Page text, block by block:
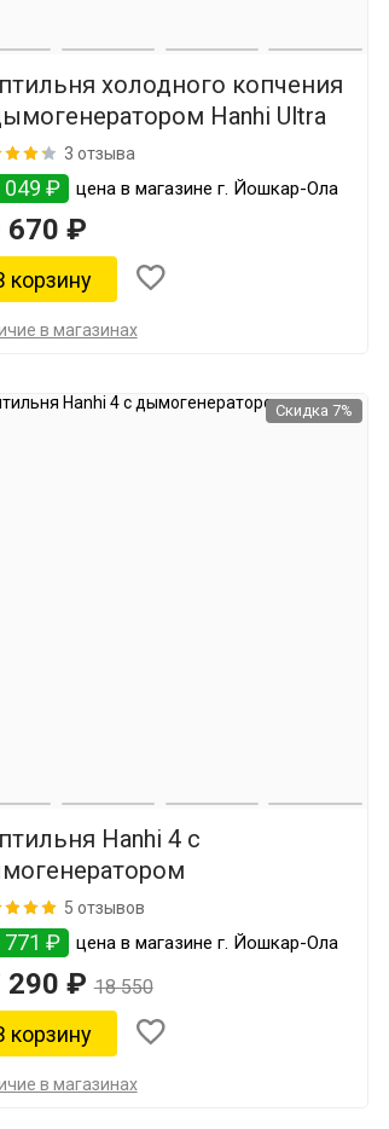
холодного копчения
Hanhi Ultra
3 отзыва
049 ₽ цена в магазине г. Йошкар-Ола
670 ₽
в магазинах
Скидка 7%
Hanhi 4 с
5 отзывов
771 ₽ цена в магазине г. Йошкар-Ола
290 ₽ 18 550
в магазинах